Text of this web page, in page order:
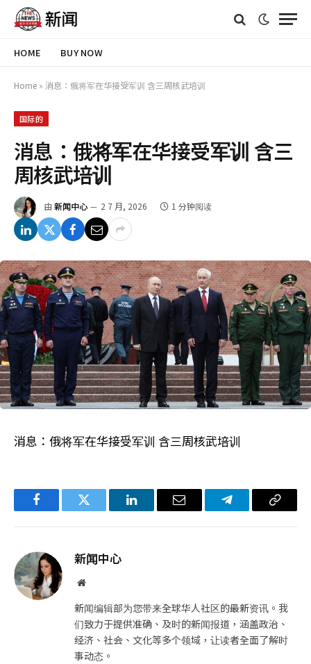
HOME BUY NOW
Home » 消息：俄将军在华接受军训 含三周核武培训
国际的
消息：俄将军在华接受军训 含三
周核武培训
由 新闻中心 2 7 月, 2026 1 分钟阅读
消息：俄将军在华接受军训 含三周核武培训
FacebookTwitter LinkedIn电
Telegram复
新闻中心
网
新闻编辑部为您带来全球华人社区的最新资讯。我
们致力于提供准确、及时的新闻报道，涵盖政治、
经济、社会、文化等多个领域，让读者全面了解时
事动态。